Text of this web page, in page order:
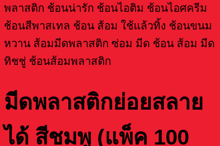
มีดพลาสติกย่อยสลาย
ได้ สีชมพู (แพ็ค 100